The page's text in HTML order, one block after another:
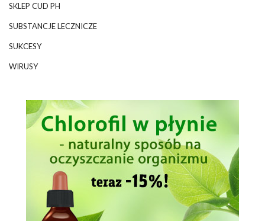
SKLEP CUD PH
SUBSTANCJE LECZNICZE
SUKCESY
WIRUSY